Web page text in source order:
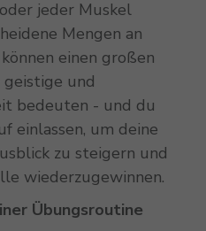
jeder Muskel
Mengen an
einen großen
und
bedeuten - und du
einlassen, um deine
zu steigern und
wiederzugewinnen.
Übungsroutine